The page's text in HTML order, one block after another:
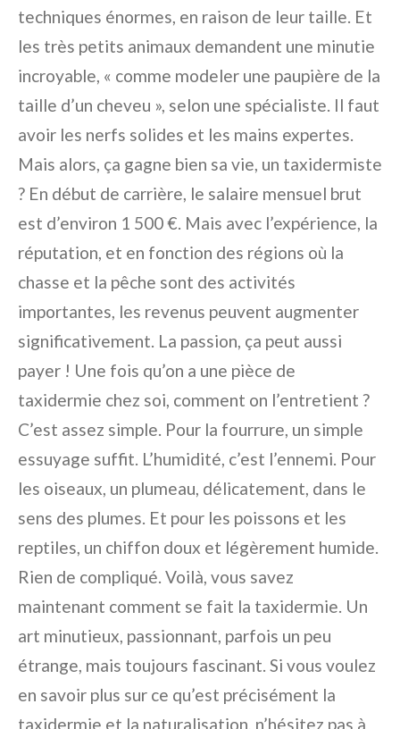
techniques énormes, en raison de leur taille. Et
les très petits animaux demandent une minutie
incroyable, « comme modeler une paupière de la
taille d’un cheveu », selon une spécialiste. Il faut
avoir les nerfs solides et les mains expertes.
Mais alors, ça gagne bien sa vie, un taxidermiste
? En début de carrière, le salaire mensuel brut
est d’environ 1 500 €. Mais avec l’expérience, la
réputation, et en fonction des régions où la
chasse et la pêche sont des activités
importantes, les revenus peuvent augmenter
significativement. La passion, ça peut aussi
payer ! Une fois qu’on a une pièce de
taxidermie chez soi, comment on l’entretient ?
C’est assez simple. Pour la fourrure, un simple
essuyage suffit. L’humidité, c’est l’ennemi. Pour
les oiseaux, un plumeau, délicatement, dans le
sens des plumes. Et pour les poissons et les
reptiles, un chiffon doux et légèrement humide.
Rien de compliqué. Voilà, vous savez
maintenant comment se fait la taxidermie. Un
art minutieux, passionnant, parfois un peu
étrange, mais toujours fascinant. Si vous voulez
en savoir plus sur ce qu’est précisément la
taxidermie et la naturalisation, n’hésitez pas à